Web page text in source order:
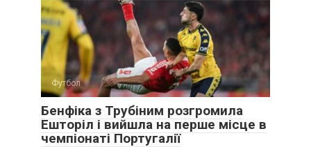
Футбол
Бенфіка з Трубіним розгромила
Ешторіл і вийшла на перше місце в
чемпіонаті Португалії